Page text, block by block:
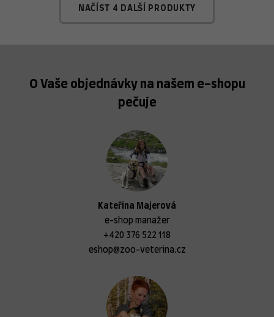
NAČÍST 4 DALŠÍ PRODUKTY
O Vaše objednávky na našem e-shopu
pečuje
Kateřina Majerová
e-shop manažer
+420 376 522 118
eshop@zoo-veterina.cz